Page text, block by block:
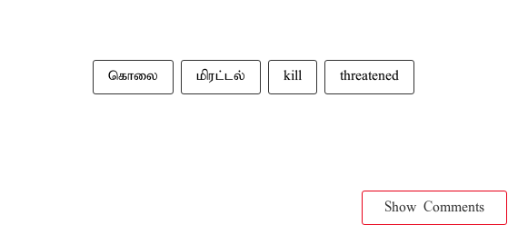
கொலை மிரட்டல் kill threatened
Show Comments